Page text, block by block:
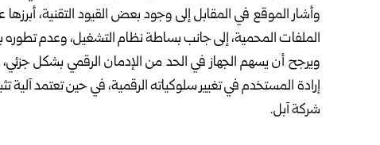
وأشار الموقع في المقابل إلى وجود بعض القيود التقنية،
الملفات المحمية، إلى جانب بساطة نظام التشغيل، وعدم تطوره
ويرجح أن يسهم الجهاز في الحد من الإدمان الرقمي بشكل جزئي،
إرادة المستخدم في تغيير سلوكياته الرقمية، في حين تعتمد
شركة آبل.